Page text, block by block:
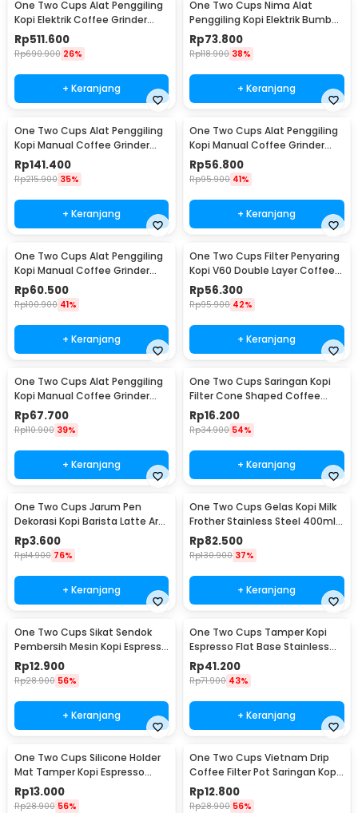
One Two Cups Alat Penggiling
Kopi Elektrik Coffee Grinder
Adjustable - 600N
Rp511.600
Rp690.900 26%
+ Keranjang
One Two Cups Nima Alat
Penggiling Kopi Elektrik Bumbu
Coffee Grinder - NM-8300
Rp73.800
Rp118.900 38%
+ Keranjang
One Two Cups Alat Penggiling
Kopi Manual Coffee Grinder
Wood 30g - CW85532
Rp141.400
Rp215.900 35%
+ Keranjang
One Two Cups Alat Penggiling
Kopi Manual Coffee Grinder
160ml - CF012
Rp56.800
Rp95.900 41%
+ Keranjang
One Two Cups Alat Penggiling
Kopi Manual Coffee Grinder
Adjustable - RHNHA0176
Rp60.500
Rp100.900 41%
+ Keranjang
One Two Cups Filter Penyaring
Kopi V60 Double Layer Coffee
Filter - FS-40S
Rp56.300
Rp95.900 42%
+ Keranjang
One Two Cups Alat Penggiling
Kopi Manual Coffee Grinder
Adjustable - CF4146
Rp67.700
Rp110.900 39%
+ Keranjang
One Two Cups Saringan Kopi
Filter Cone Shaped Coffee
Dripper 1 PCS - K741
Rp16.200
Rp34.900 54%
+ Keranjang
One Two Cups Jarum Pen
Dekorasi Kopi Barista Latte Art
Needle 13cm - F3F27
Rp3.600
Rp14.900 76%
+ Keranjang
One Two Cups Gelas Kopi Milk
Frother Stainless Steel 400ml -
WZ0011
Rp82.500
Rp130.900 37%
+ Keranjang
One Two Cups Sikat Sendok
Pembersih Mesin Kopi Espresso
2in1 - 8809
Rp12.900
Rp28.900 56%
+ Keranjang
One Two Cups Tamper Kopi
Espresso Flat Base Stainless
Steel 51mm - SS51
Rp41.200
Rp71.900 43%
+ Keranjang
One Two Cups Silicone Holder
Mat Tamper Kopi Espresso
Barista - 0310
Rp13.000
Rp28.900 56%
One Two Cups Vietnam Drip
Coffee Filter Pot Saringan Kopi
124ml 7Q - LC1
Rp12.800
Rp28.900 56%